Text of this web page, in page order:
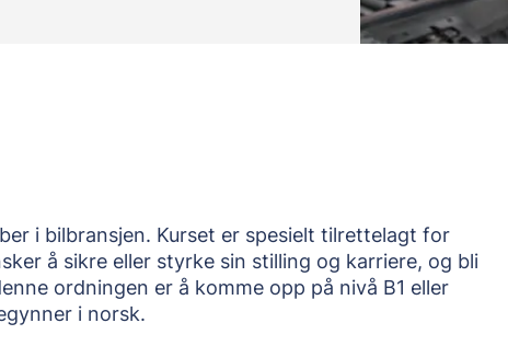
i bilbransjen. Kurset er spesielt tilrettelagt for
å sikre eller styrke sin stilling og karriere, og bli
ordningen er å komme opp på nivå B1 eller
i norsk.